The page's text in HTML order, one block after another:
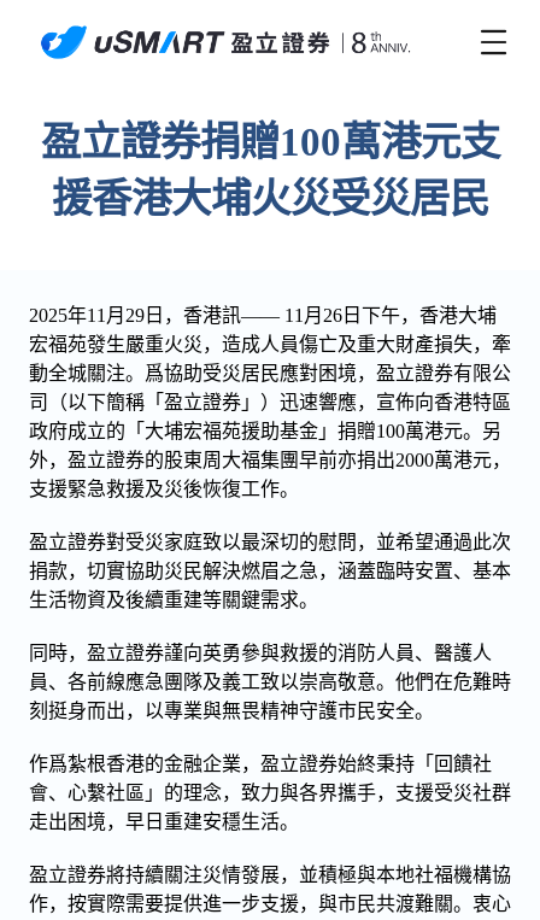
盈立證券捐贈100萬港元支
援香港大埔火災受災居民
2025年11月29日，香港訊—— 11月26日下午，香港大埔
宏福苑發生嚴重火災，造成人員傷亡及重大財產損失，牽
動全城關注。爲協助受災居民應對困境，盈立證券有限公
司（以下簡稱「盈立證券」）迅速響應，宣佈向香港特區
政府成立的「大埔宏福苑援助基金」捐贈100萬港元。另
外，盈立證券的股東周大福集團早前亦捐出2000萬港元，
支援緊急救援及災後恢復工作。
盈立證券對受災家庭致以最深切的慰問，並希望通過此次
捐款，切實協助災民解決燃眉之急，涵蓋臨時安置、基本
生活物資及後續重建等關鍵需求。
同時，盈立證券謹向英勇參與救援的消防人員、醫護人
員、各前線應急團隊及義工致以崇高敬意。他們在危難時
刻挺身而出，以專業與無畏精神守護市民安全。
作爲紮根香港的金融企業，盈立證券始終秉持「回饋社
會、心繫社區」的理念，致力與各界攜手，支援受災社群
走出困境，早日重建安穩生活。
盈立證券將持續關注災情發展，並積極與本地社福機構協
作，按實際需要提供進一步支援，與市民共渡難關。衷心